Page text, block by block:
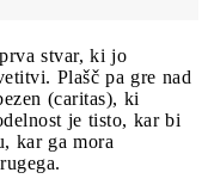
stvar, ki jo
Plašč pa gre nad
(caritas), ki
je tisto, kar bi
kar ga mora